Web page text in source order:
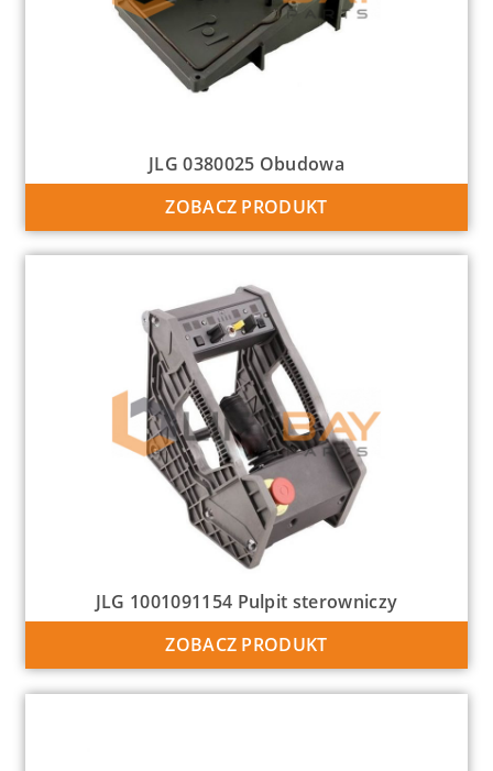
JLG 0380025 Obudowa
ZOBACZ PRODUKT
JLG 1001091154 Pulpit sterowniczy
ZOBACZ PRODUKT